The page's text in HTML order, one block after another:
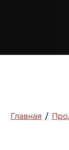
Главная /